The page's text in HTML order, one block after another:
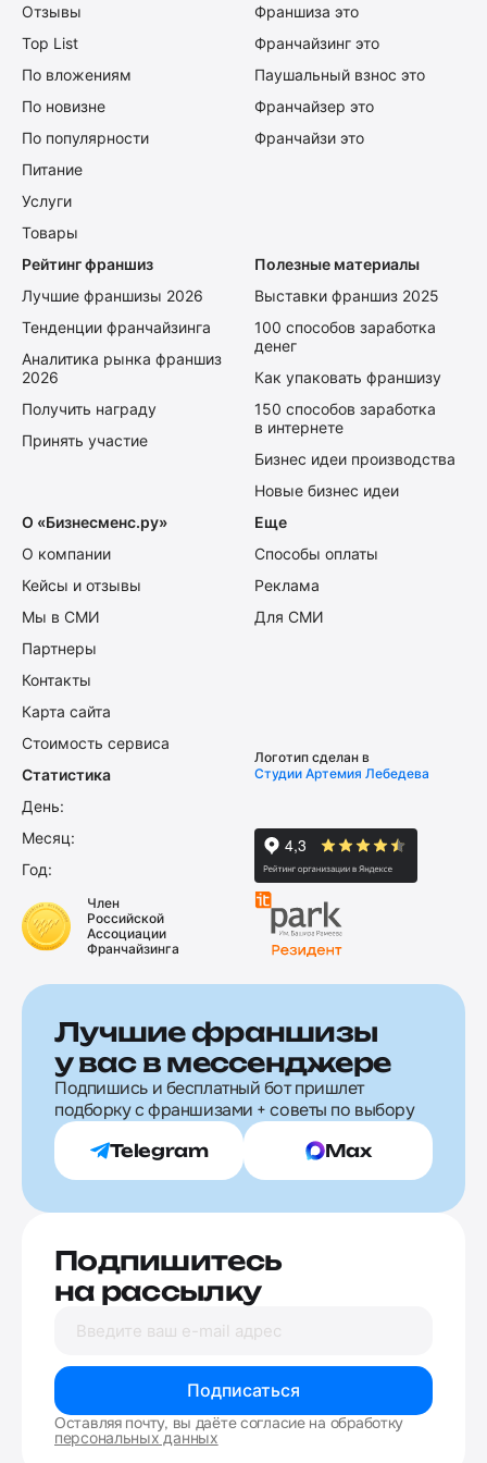
Отзывы
Top List
По вложениям
По новизне
По популярности
Питание
Услуги
Товары
Франшиза это
Франчайзинг это
Паушальный взнос это
Франчайзер это
Франчайзи это
Рейтинг франшиз
Лучшие франшизы 2026
Тенденции франчайзинга
Аналитика рынка франшиз
2026
Получить награду
Принять участие
Полезные материалы
Выставки франшиз 2025
100 способов заработка
денег
Как упаковать франшизу
150 способов заработка
в интернете
Бизнес идеи производства
Новые бизнес идеи
О «Бизнесменс.ру»
О компании
Кейсы и отзывы
Мы в СМИ
Партнеры
Контакты
Карта сайта
Стоимость сервиса
Еще
Способы оплаты
Реклама
Для СМИ
Статистика
День:
Месяц:
Год:
Логотип сделан в
Студии Артемия Лебедева
Член
Российской
Ассоциации
Франчайзинга
Лучшие франшизы
у вас в мессенджере
Подпишись и бесплатный бот пришлет
подборку с франшизами + советы по выбору
Telegram Max
Подпишитесь
на рассылку
Подписаться
Оставляя почту, вы даёте согласие на обработку
персональных данных